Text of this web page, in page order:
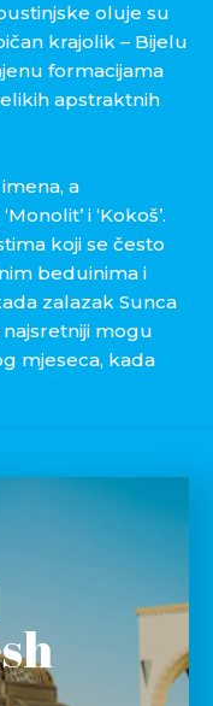
oluje su
krajolik – Bijelu
formacijama
apstraktnih
a
i ‘Kokoš’.
koji se često
beduinima i
zalazak Sunca
mogu
mjeseca, kada